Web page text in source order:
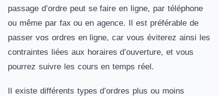
passage d’ordre peut se faire en ligne, par téléphone
ou même par fax ou en agence. Il est préférable de
passer vos ordres en ligne, car vous éviterez ainsi les
contraintes liées aux horaires d’ouverture, et vous
pourrez suivre les cours en temps réel.
Il existe différents types d’ordres plus ou moins